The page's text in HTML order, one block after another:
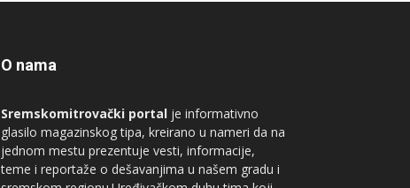
O nama
Sremskomitrovački portal je informativno
glasilo magazinskog tipa, kreirano u nameri da na
jednom mestu prezentuje vesti, informacije,
teme i reportaže o dešavanjima u našem gradu i